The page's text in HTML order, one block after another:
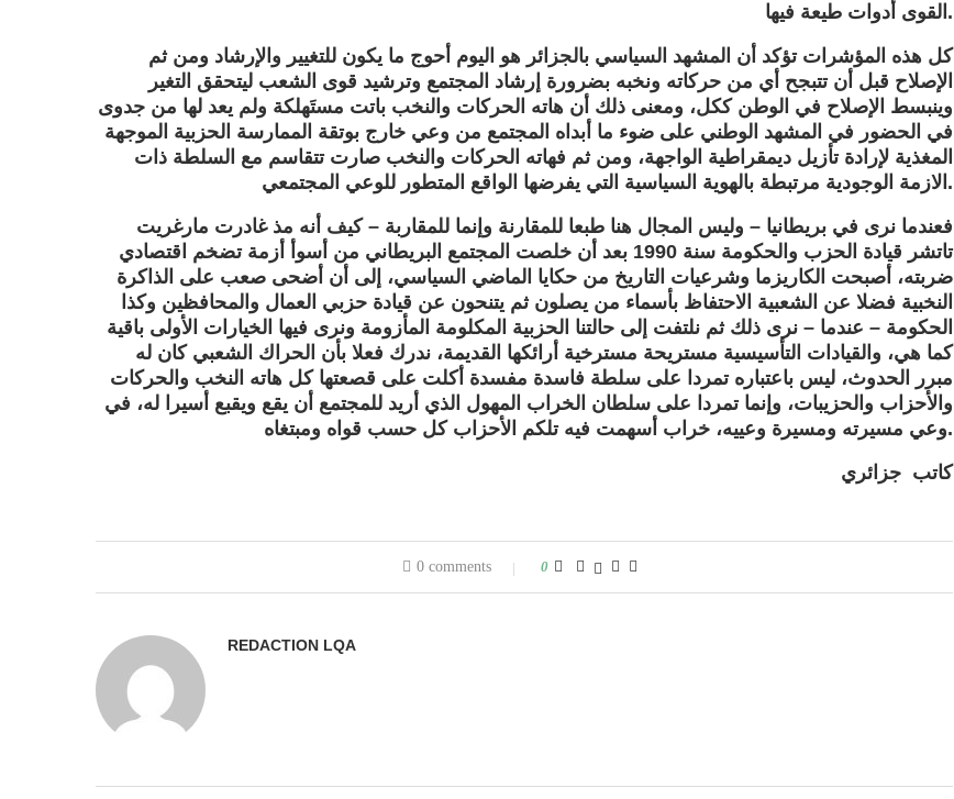
القوى أدوات طيعة فيها.
كل هذه المؤشرات تؤكد أن المشهد السياسي بالجزائر هو اليوم أحوج ما يكون للتغيير والإرشاد ومن ثم
الإصلاح قبل أن تتبجح أي من حركاته ونخبه بضرورة إرشاد المجتمع وترشيد قوى الشعب ليتحقق التغير
وينبسط الإصلاح في الوطن ككل، ومعنى ذلك أن هاته الحركات والنخب باتت مستَهلكة ولم يعد لها من جدوى
في الحضور في المشهد الوطني على ضوء ما أبداه المجتمع من وعي خارج بوتقة الممارسة الحزبية الموجهة
المغذية لإرادة تأزيل ديمقراطية الواجهة، ومن ثم فهاته الحركات والنخب صارت تتقاسم مع السلطة ذات
الازمة الوجودية مرتبطة بالهوية السياسية التي يفرضها الواقع المتطور للوعي المجتمعي.
فعندما نرى في بريطانيا – وليس المجال هنا طبعا للمقارنة وإنما للمقاربة – كيف أنه مذ غادرت مارغريت
تاتشر قيادة الحزب والحكومة سنة 1990 بعد أن خلصت المجتمع البريطاني من أسوأ أزمة تضخم اقتصادي
ضربته، أصبحت الكاريزما وشرعيات التاريخ من حكايا الماضي السياسي، إلى أن أضحى صعب على الذاكرة
النخبية فضلا عن الشعبية الاحتفاظ بأسماء من يصلون ثم يتنحون عن قيادة حزبي العمال والمحافظين وكذا
الحكومة – عندما – نرى ذلك ثم نلتفت إلى حالتنا الحزبية المكلومة المأزومة ونرى فيها الخيارات الأولى باقية
كما هي، والقيادات التأسيسية مستريحة مسترخية أرائكها القديمة، ندرك فعلا بأن الحراك الشعبي كان له
مبرر الحدوث، ليس باعتباره تمردا على سلطة فاسدة مفسدة أكلت على قصعتها كل هاته النخب والحركات
والأحزاب والحزيبات، وإنما تمردا على سلطان الخراب المهول الذي أريد للمجتمع أن يقع ويقبع أسيرا له، في
وعي مسيرته ومسيرة وعييه، خراب أسهمت فيه تلكم الأحزاب كل حسب قواه ومبتغاه.
كاتب جزائري
0 comments 0
REDACTION LQA